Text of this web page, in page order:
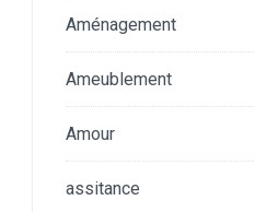
Aménagement
Ameublement
Amour
assitance